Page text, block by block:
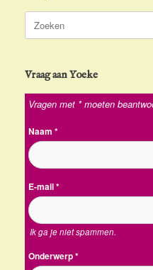
Zoeken
naar:
Vraag aan Yoeke
Vragen met * moeten
Naam *
E-mail*
Ik ga je niet spammen.
Onderwerp*